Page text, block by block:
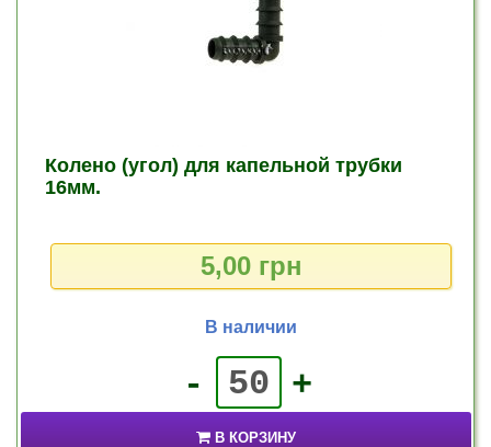
Колено (угол) для капельной трубки
16мм.
5,00 грн
В наличии
- +
В КОРЗИНУ